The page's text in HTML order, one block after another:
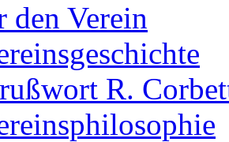
den Verein
R.